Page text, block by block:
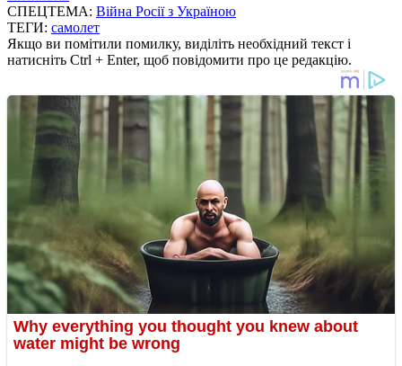
СПЕЦТЕМА: Війна Росії з Україною
ТЕГИ: самолет
Якщо ви помітили помилку, виділіть необхідний текст і
натисніть Ctrl + Enter, щоб повідомити про це редакцію.